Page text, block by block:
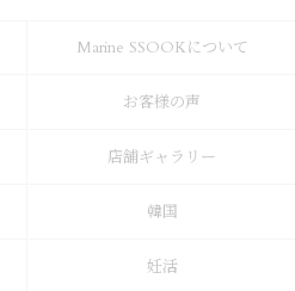
Marine SSOOKについて
お客様の声
店舗ギャラリー
韓国
妊活